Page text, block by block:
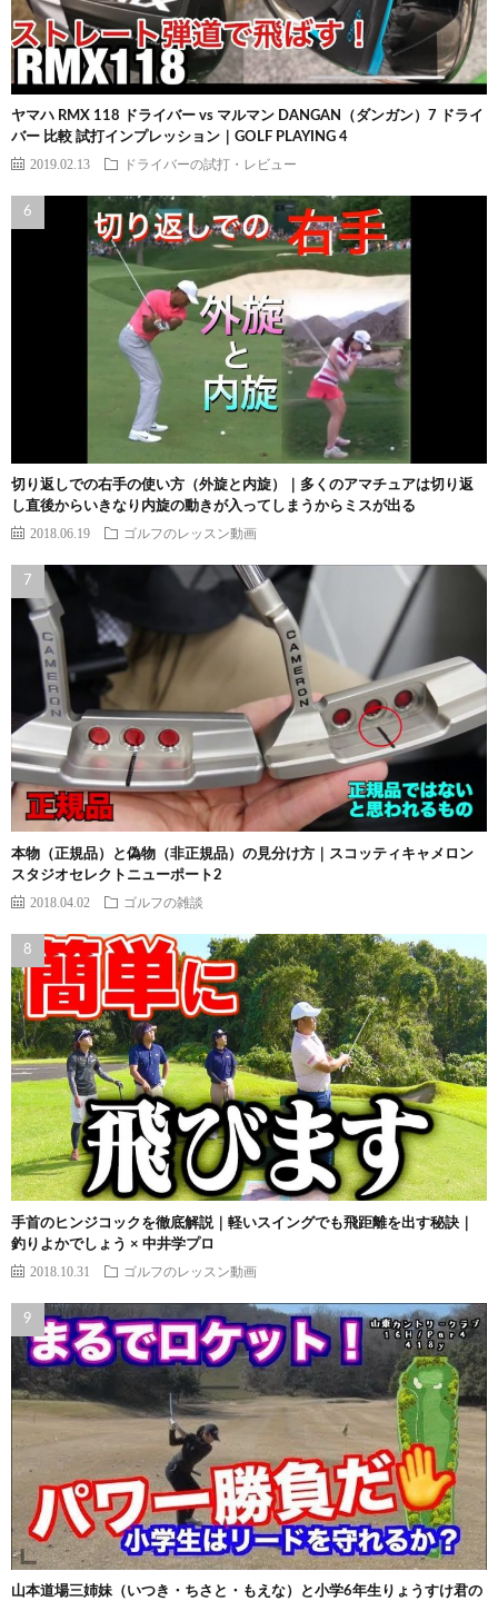
ヤマハ RMX 118 ドライバー vs マルマン DANGAN（ダンガン）7 ドライ
バー 比較 試打インプレッション｜GOLF PLAYING 4
2019.02.13 ドライバーの試打・レビュー
切り返しでの右手の使い方（外旋と内旋）｜多くのアマチュアは切り返
し直後からいきなり内旋の動きが入ってしまうからミスが出る
2018.06.19 ゴルフのレッスン動画
本物（正規品）と偽物（非正規品）の見分け方｜スコッティキャメロン
スタジオセレクトニューポート2
2018.04.02 ゴルフの雑談
手首のヒンジコックを徹底解説｜軽いスイングでも飛距離を出す秘訣｜
釣りよかでしょう × 中井学プロ
2018.10.31 ゴルフのレッスン動画
山本道場三姉妹（いつき・ちさと・もえな）と小学6年生りょうすけ君の